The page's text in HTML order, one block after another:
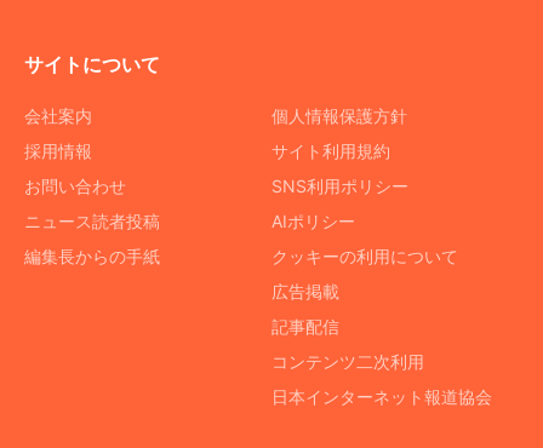
サイトについて
会社案内
採用情報
お問い合わせ
ニュース読者投稿
編集長からの手紙
個人情報保護方針
サイト利用規約
SNS利用ポリシー
AIポリシー
クッキーの利用について
広告掲載
記事配信
コンテンツ二次利用
日本インターネット報道協会